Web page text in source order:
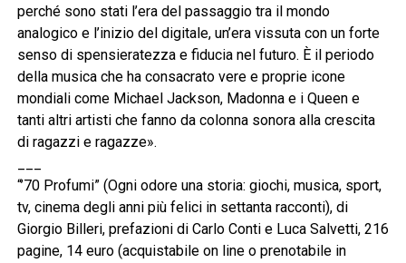
perché sono stati l’era del passaggio tra il mondo
analogico e l’inizio del digitale, un’era vissuta con un forte
senso di spensieratezza e fiducia nel futuro. È il periodo
della musica che ha consacrato vere e proprie icone
mondiali come Michael Jackson, Madonna e i Queen e
tanti altri artisti che fanno da colonna sonora alla crescita
di ragazzi e ragazze».
“’70 Profumi” (Ogni odore una storia: giochi, musica, sport,
tv, cinema degli anni più felici in settanta racconti), di
Giorgio Billeri, prefazioni di Carlo Conti e Luca Salvetti, 216
pagine, 14 euro (acquistabile on line o prenotabile in